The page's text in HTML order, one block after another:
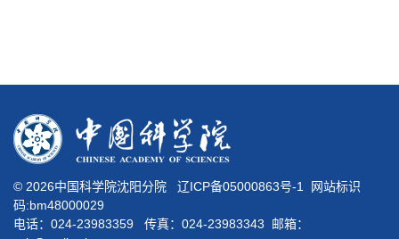
© 2026中国科学院沈阳分院 辽ICP备05000863号-1
网站标识
码:bm48000029
电话：024-23983359 传真：024-23983343 邮箱：